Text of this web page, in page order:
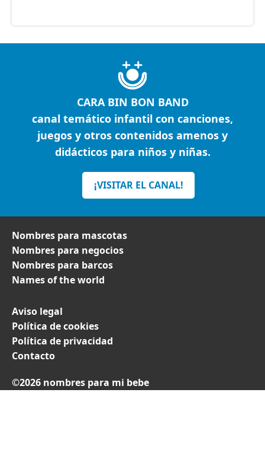
CARA BIN BON BAND
canal temático infantil con canciones,
juegos y otros contenidos amenos y
didácticos para niños y niñas.
¡VISITAR EL CANAL!
Nombres para mascotas
Nombres para negocios
Nombres para barcos
Names of the world
Aviso legal
Política de cookies
Política de privacidad
Contacto
©2026 nombres para mi bebe